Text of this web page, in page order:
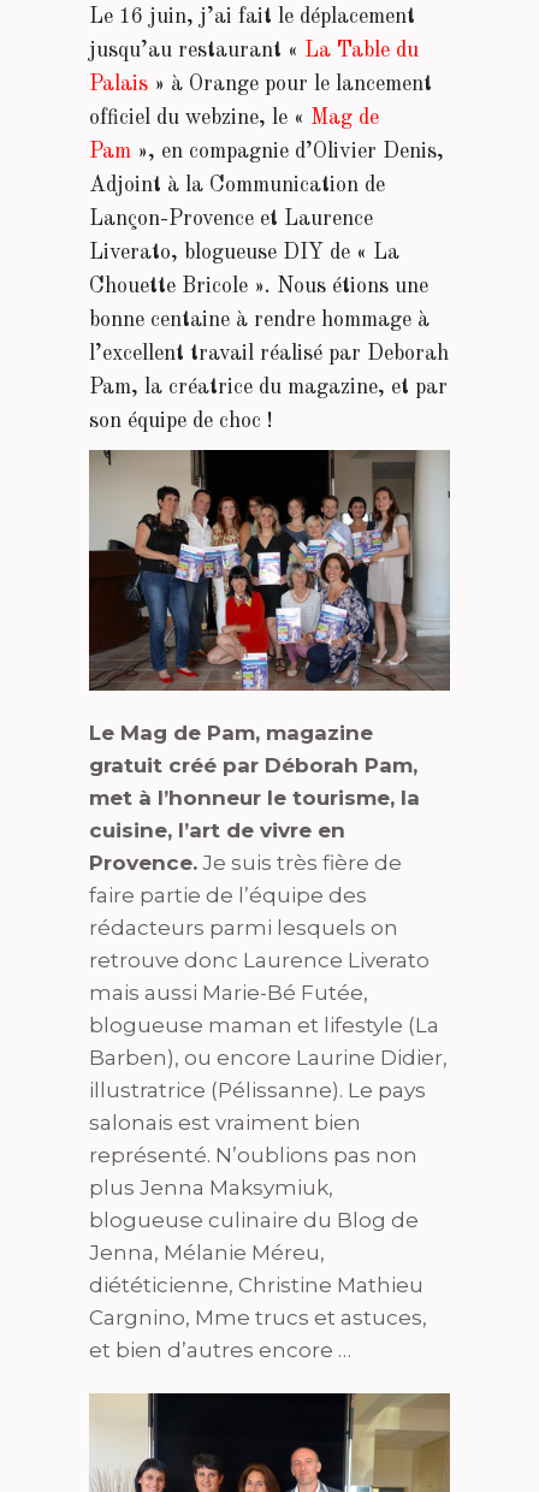
Le 16 juin, j’ai fait le déplacement
jusqu’au restaurant « La Table du
Palais » à Orange pour le lancement
officiel du webzine, le « Mag de
Pam », en compagnie d’Olivier Denis,
Adjoint à la Communication de
Lançon-Provence et Laurence
Liverato, blogueuse DIY de « La
Chouette Bricole ». Nous étions une
bonne centaine à rendre hommage à
l’excellent travail réalisé par Deborah
Pam, la créatrice du magazine, et par
son équipe de choc !
Le Mag de Pam, magazine
gratuit créé par Déborah Pam,
met à l’honneur le tourisme, la
cuisine, l’art de vivre en
Provence. Je suis très fière de
faire partie de l’équipe des
rédacteurs parmi lesquels on
retrouve donc Laurence Liverato
mais aussi Marie-Bé Futée,
blogueuse maman et lifestyle (La
Barben), ou encore Laurine Didier,
illustratrice (Pélissanne). Le pays
salonais est vraiment bien
représenté. N’oublions pas non
plus Jenna Maksymiuk,
blogueuse culinaire du Blog de
Jenna, Mélanie Méreu,
diététicienne, Christine Mathieu
Cargnino, Mme trucs et astuces,
et bien d’autres encore …